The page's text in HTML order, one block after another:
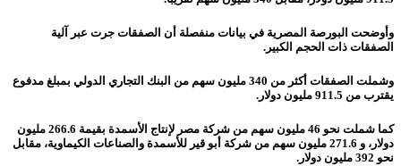
وأوضحت البورصة المصرية في بيانات منفصلة أن الصفقات جرت عبر آلية
الصفقات ذات الحجم الكبير.
وشملت الصفقات أكثر من 340 مليون سهم من البنك التجاري الدولي بمبلغ مدفوع
يقترب من 911.5 مليون دولار.
كما شملت نحو 46 مليون سهم من شركة مصر لإنتاج الأسمدة بقيمة 266.6 مليون
دولار، و 271.6 مليون سهم من شركة أبو قير للأسمدة والصناعات الكيماوية، مقابل
نحو 392 مليون دولار.